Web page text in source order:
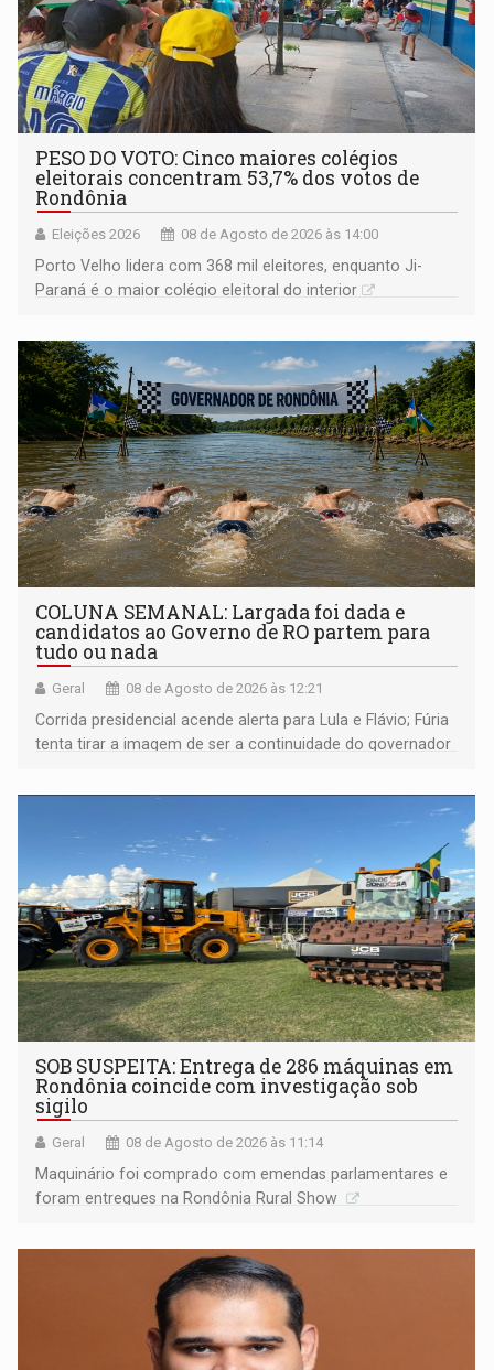
PESO DO VOTO: Cinco maiores colégios
eleitorais concentram 53,7% dos votos de
Rondônia
Eleições 2026 08 de Agosto de 2026 às 14:00
Porto Velho lidera com 368 mil eleitores, enquanto Ji-
Paraná é o maior colégio eleitoral do interior
COLUNA SEMANAL: Largada foi dada e
candidatos ao Governo de RO partem para
tudo ou nada
Geral 08 de Agosto de 2026 às 12:21
Corrida presidencial acende alerta para Lula e Flávio; Fúria
tenta tirar a imagem de ser a continuidade do governador
não ter entrado no modo eleição; ABAV faz evento em
SOB SUSPEITA: Entrega de 286 máquinas em
Rondônia coincide com investigação sob
sigilo
Geral 08 de Agosto de 2026 às 11:14
Maquinário foi comprado com emendas parlamentares e
foram entregues na Rondônia Rural Show